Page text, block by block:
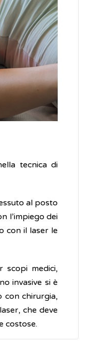
tecnica di
al posto
l’impiego dei
con il laser le
scopi medici,
invasive si è
con chirurgia,
che deve
costose.